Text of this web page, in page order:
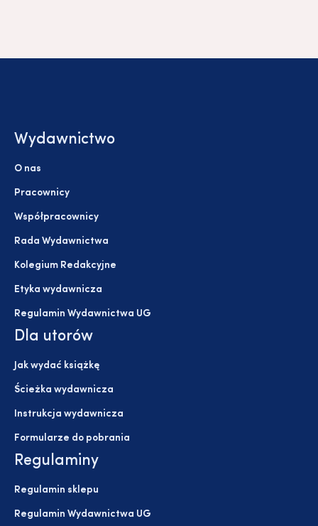
Wydawnictwo
O nas
Pracownicy
Współpracownicy
Rada Wydawnictwa
Kolegium Redakcyjne
Etyka wydawnicza
Regulamin Wydawnictwa UG
Dla utorów
Jak wydać książkę
Ścieżka wydawnicza
Instrukcja wydawnicza
Formularze do pobrania
Regulaminy
Regulamin sklepu
Regulamin Wydawnictwa UG